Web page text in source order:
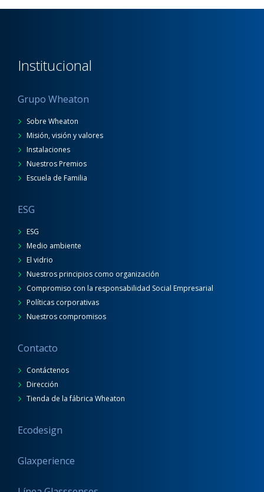
Institucional
Grupo Wheaton
Sobre Wheaton
Misión, visión y valores
Instalaciones
Nuestros Premios
Escuela de Familia
ESG
ESG
Medio ambiente
El vidrio
Nuestros principios como organización
Compromiso con la responsabilidad Social Empresarial
Políticas corporativas
Nuestros compromisos
Contacto
Contáctenos
Dirección
Tienda de la fábrica Wheaton
Ecodesign
Glaxperience